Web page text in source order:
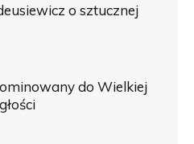
o sztucznej
do Wielkiej